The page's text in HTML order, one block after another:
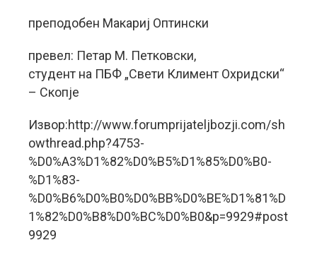
преподобен Макариј Оптински
превел: Петар М. Петковски,
студент на ПБФ „Свети Климент Охридски“
– Скопје
Извор:http://www.forumprijateljbozji.com/sh
owthread.php?4753-
%D0%A3%D1%82%D0%B5%D1%85%D0%B0-
%D1%83-
%D0%B6%D0%B0%D0%BB%D0%BE%D1%81%D
1%82%D0%B8%D0%BC%D0%B0&p=9929#post
9929